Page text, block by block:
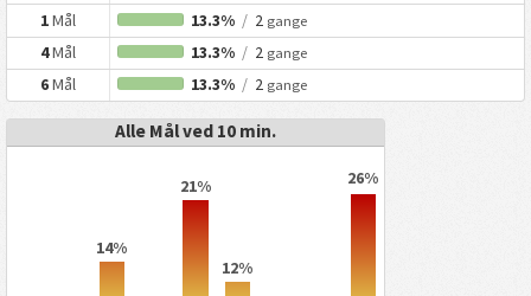
1Mål 13.3% /2 gange
4Mål 13.3% /2 gange
6Mål 13.3% /2 gange
Alle Mål ved 10 min.
14%
21%
12%
26%